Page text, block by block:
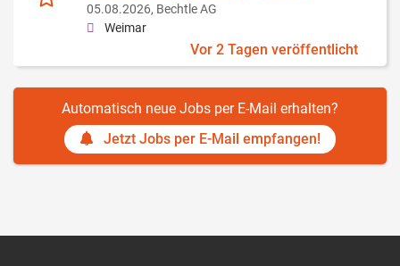
05.08.2026, Bechtle AG
Weimar
Vor 2 Tagen veröffentlicht
Automatisch neue Jobs per E-Mail erhalten?
Jetzt Jobs per E-Mail empfangen!